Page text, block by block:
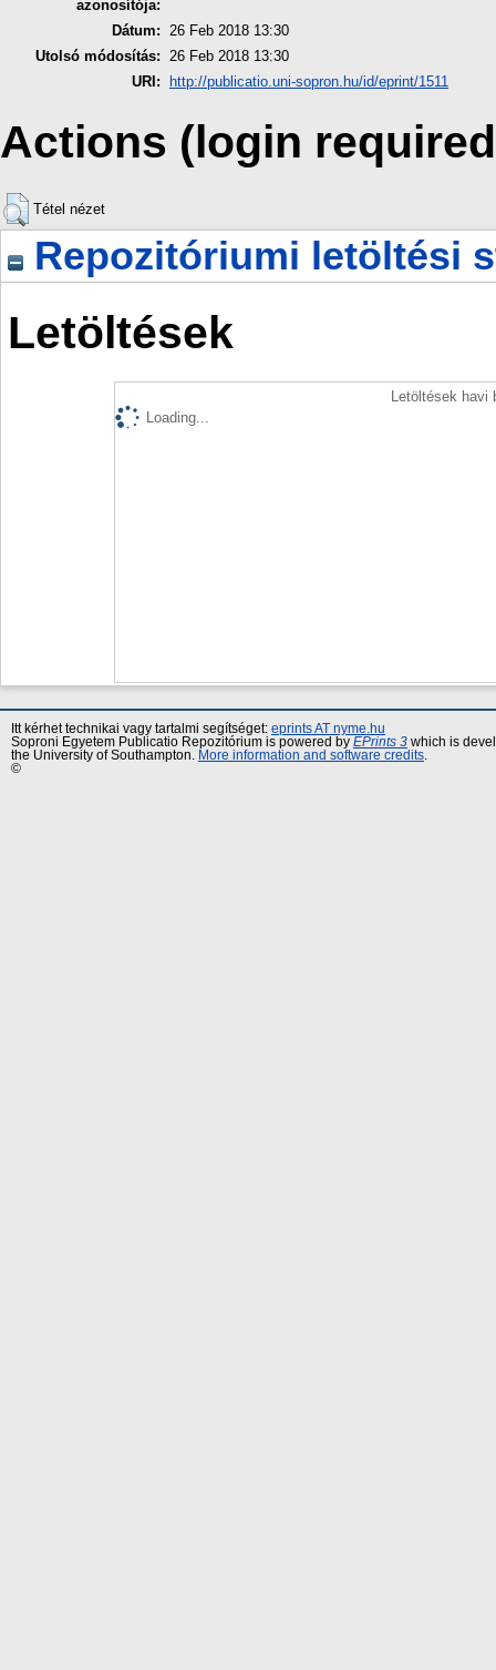
azonosítója:
Dátum: 26 Feb 2018 13:30
Utolsó módosítás: 26 Feb 2018 13:30
URI:
http://publicatio.uni-sopron.hu/id/eprint/1511
Actions (login
Tétel nézet
Repozitóriumi letöltési
Letöltések
Letöltések havi
Loading...
Itt kérhet technikai vagy tartalmi segítséget: eprints AT nyme.hu
Soproni Egyetem Publicatio Repozitórium is powered by EPrints 3 which is
the University of Southampton.
More information and software credits
©